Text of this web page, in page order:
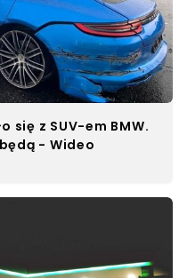
się z SUV-em BMW.
- Wideo